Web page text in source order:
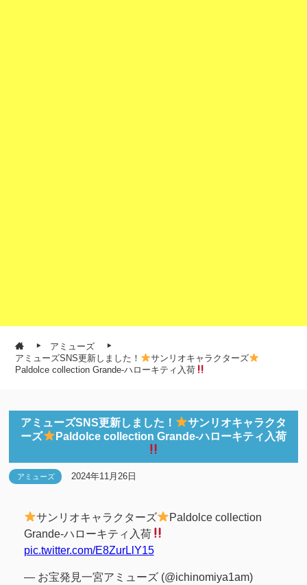
アミューズ
アミューズSNS更新しました！
サンリオキャラクターズ
Paldolce collection Grande-ハローキティ入荷
アミューズSNS更新しました！
サンリオキャラクタ
ーズ
Paldolce collection Grande-ハローキティ入荷
アミューズ 2024年11月26日
サンリオキャラクターズ
Paldolce collection
Grande-ハローキティ入荷
pic.twitter.com/E8ZurLlY15
— お宝発見一宮アミューズ (@ichinomiya1am)